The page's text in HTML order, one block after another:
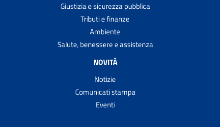
Giustizia e sicurezza pubblica
Tributi e finanze
Ambiente
Salute, benessere e assistenza
NOVITÀ
Notizie
Comunicati stampa
Eventi